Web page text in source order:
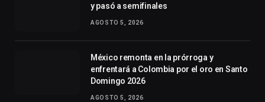
y pasó a semifinales
AGOSTO 5, 2026
México remonta en la prórroga y
enfrentará a Colombia por el oro en Santo
Domingo 2026
AGOSTO 5, 2026